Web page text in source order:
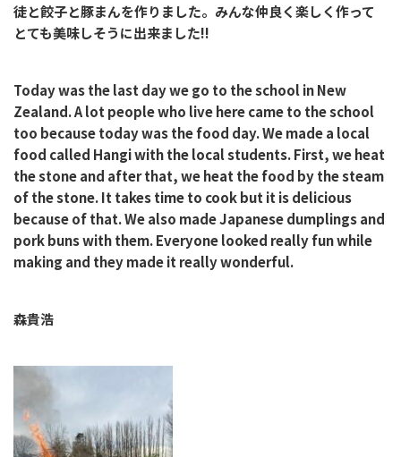
徒と餃子と豚まんを作りました。みんな仲良く楽しく作って
とても美味しそうに出来ました!!
Today was the last day we go to the school in New
Zealand. A lot people who live here came to the school
too because today was the food day. We made a local
food called Hangi with the local students. First, we heat
the stone and after that, we heat the food by the steam
of the stone. It takes time to cook but it is delicious
because of that. We also made Japanese dumplings and
pork buns with them. Everyone looked really fun while
making and they made it really wonderful.
森貴浩